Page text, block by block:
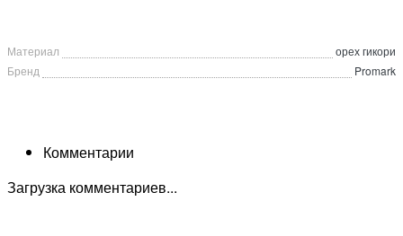
Материал
орех гикори
Бренд
Promark
Комментарии
Загрузка комментариев...